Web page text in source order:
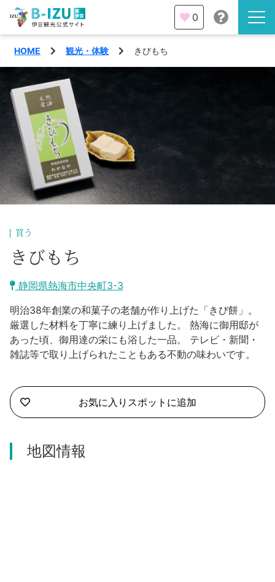
伊豆半島を知る
伊豆のみどころ
みる
あそぶ
あじわう
観光・体験
イベント
エリア
熱海市
沼津市
三島市
南伊豆町
西伊豆町
伊豆の国市
特集
旅の計画
モデルコース
宿泊・予約
旅程作成
合同会社説明会
伊豆ワーケーション
0
HOME 観光・体験 きびもち
買う
きびもち
静岡県熱海市中央町3-3
明治38年創業の和菓子の老舗が作り上げた「きび餅」。
厳選した材料を丁寧に練り上げました。 熱海に御用邸が
あった頃、御用達の栄にも浴した一品。 テレビ・新聞・
雑誌等で取り上げられたこともある不動の味わいです。
お気に入りスポットに追加
地図情報